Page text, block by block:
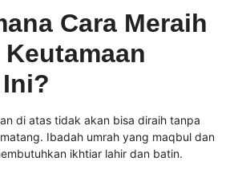
Cara Meraih
Keutamaan
di atas tidak akan bisa diraih tanpa
Ibadah umrah yang maqbul dan
ikhtiar lahir dan batin.